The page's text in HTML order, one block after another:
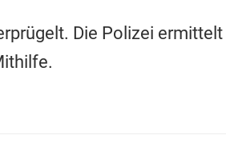
Die Polizei